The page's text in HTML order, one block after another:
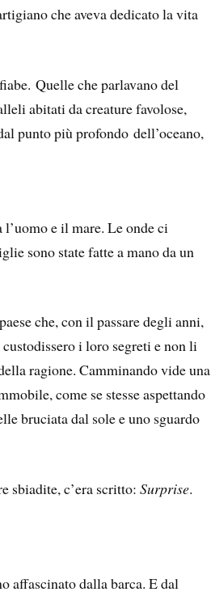
che aveva dedicato la vita
Quelle che parlavano del
abitati da creature favolose,
punto più profondo dell’oceano,
e il mare. Le onde ci
sono state fatte a mano da un
che, con il passare degli anni,
i loro segreti e non li
ragione. Camminando vide una
come se stesse aspettando
bruciata dal sole e uno sguardo
sbiadite, c’era scritto:Surprise.
dalla barca. E dal